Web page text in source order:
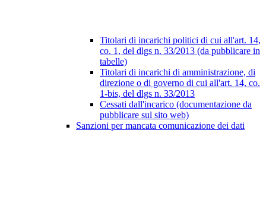
Titolari di incarichi politici di cui all'art. 14,
co. 1, del dlgs n. 33/2013 (da pubblicare in
tabelle)
Titolari di incarichi di amministrazione, di
direzione o di governo di cui all'art. 14, co.
1-bis, del dlgs n. 33/2013
Cessati dall'incarico (documentazione da
pubblicare sul sito web)
Sanzioni per mancata comunicazione dei dati